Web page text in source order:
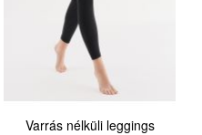
Varrás nélküli leggings